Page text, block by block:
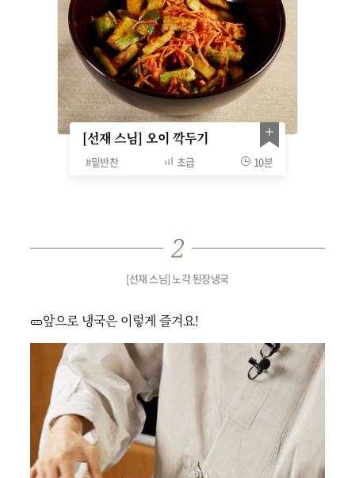
[선재 스님] 오이 깍두기
#밑반찬 초급 10분
[선재 스님] 노각 된장냉국
🥒앞으로 냉국은 이렇게 즐겨요!